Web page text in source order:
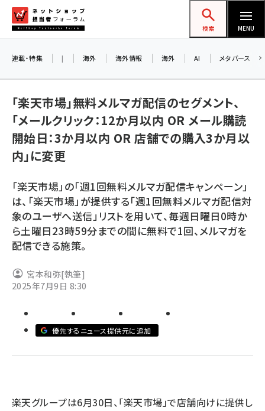
ン
ネットショップ担当者フォーラム
検索 MENU
amazon (2257)
yahoo (1907)
ecbeing (1211)
アスクル (1122)
base (1083)
revico (744)
連載・特集 | 海外 海外情報 海外 AI メタバース
「楽天市場」無料メルマガ配信のセグメント、
「メールクリック：12か月以内 OR メール購読
開始日：3か月以内 OR 店舗での購入3か月以
内」に変更
「楽天市場」の「週1回無料メルマガ配信キャンペーン」
は、「楽天市場」が提供する「週1回無料メルマガ配信対
象のユーザへ送信」リストを用いて、毎週日曜日0時か
ら土曜日23時59分までの間に無料で1回、メルマガを
配信できる施策。
宮本和弥[執筆]
2025年7月9日 8:30
優先するニュース提供元に追加
楽天グループは6月30日、「楽天市場」で店舗向けに提供し